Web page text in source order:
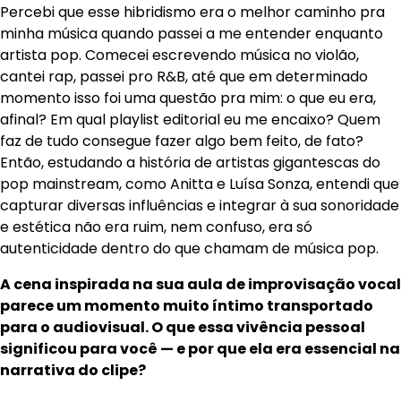
Percebi que esse hibridismo era o melhor caminho pra
minha música quando passei a me entender enquanto
artista pop. Comecei escrevendo música no violão,
cantei rap, passei pro R&B, até que em determinado
momento isso foi uma questão pra mim: o que eu era,
afinal? Em qual playlist editorial eu me encaixo? Quem
faz de tudo consegue fazer algo bem feito, de fato?
Então, estudando a história de artistas gigantescas do
pop mainstream, como Anitta e Luísa Sonza, entendi que
capturar diversas influências e integrar à sua sonoridade
e estética não era ruim, nem confuso, era só
autenticidade dentro do que chamam de música pop.
A cena inspirada na sua aula de improvisação vocal
parece um momento muito íntimo transportado
para o audiovisual. O que essa vivência pessoal
significou para você — e por que ela era essencial na
narrativa do clipe?